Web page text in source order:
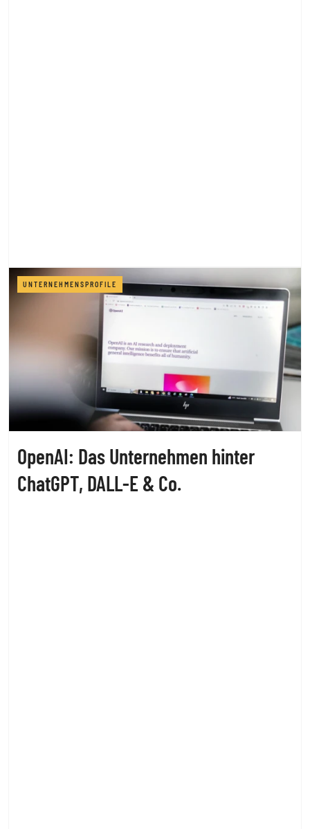
UNTERNEHMENSPROFILE
OpenAI: Das Unternehmen hinter
ChatGPT, DALL-E & Co.